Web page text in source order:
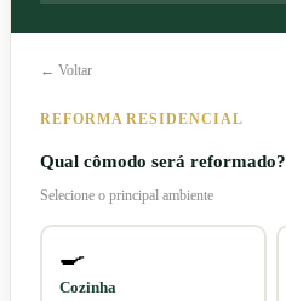
← Voltar
REFORMA RESIDENCIAL
Qual cômodo será reformado?
Selecione o principal ambiente
🍳
Cozinha